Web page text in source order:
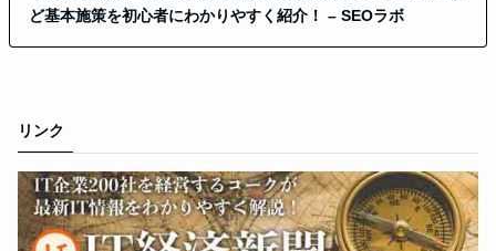
ど基本施策を初心者にわかりやすく紹介！ – SEOラボ
リンク